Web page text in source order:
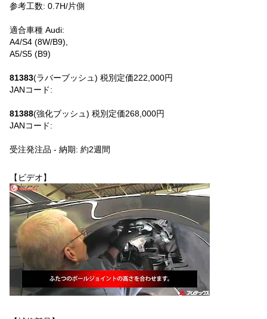
参考工数: 0.7H/片側
適合車種 Audi:
A4/S4 (8W/B9),
A5/S5 (B9)
81383(ラバーブッシュ) 税別定価222,000円
JANコード:
81388(強化ブッシュ) 税別定価268,000円
JANコード:
受注発注品 - 納期: 約2週間
【ビデオ】